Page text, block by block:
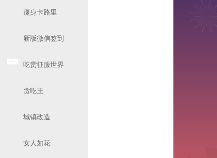
瘦身卡路里
新版微信签到
吃货征服世界
贪吃王
城镇改造
女人如花